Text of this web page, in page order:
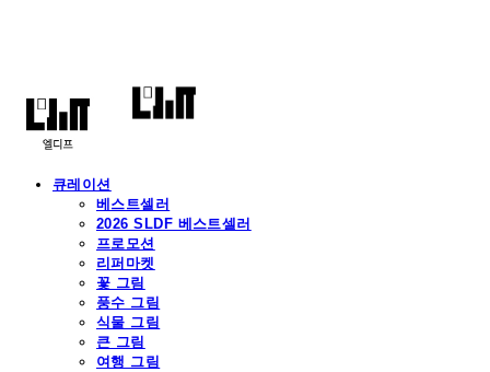
큐레이션
베스트셀러
2026 SLDF 베스트셀러
프로모션
리퍼마켓
꽃 그림
풍수 그림
식물 그림
큰 그림
여행 그림